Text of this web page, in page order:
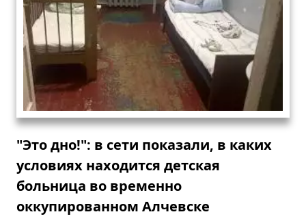
"Это дно!": в сети показали, в каких
условиях находится детская
больница во временно
оккупированном Алчевске